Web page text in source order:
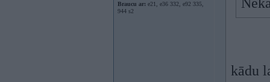
Braucu ar: e21, e36 332, e92 335,
944 s2
kādu